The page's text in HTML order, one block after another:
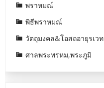
พราหมณ์
พิธีพราหมณ์
วัตถุมงคล&โอสถอายุรเวท
ศาลพระพรหม,พระภูมิ